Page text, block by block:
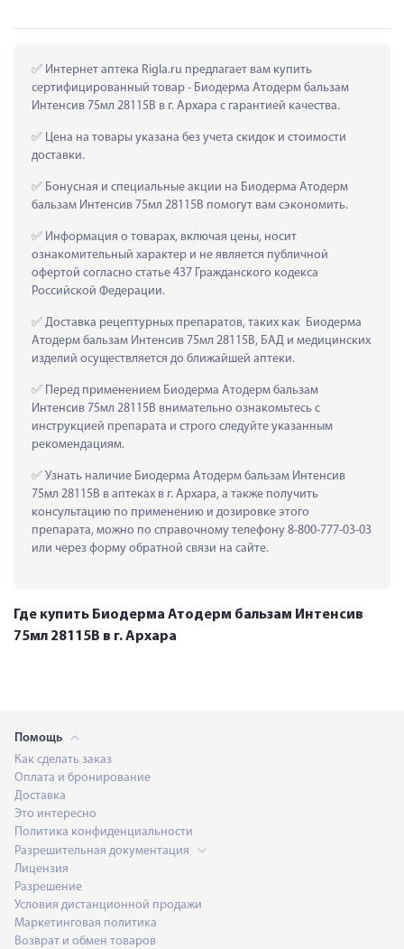
Интернет аптека Rigla.ru предлагает вам купить
сертифицированный товар - Биодерма Атодерм бальзам
Интенсив 75мл 28115B в г. Архара с гарантией качества.
Цена на товары указана без учета скидок и стоимости
доставки.
Бонусная и специальные акции на Биодерма Атодерм
бальзам Интенсив 75мл 28115B помогут вам сэкономить.
Информация о товарах, включая цены, носит
ознакомительный характер и не является публичной
офертой согласно статье 437 Гражданского кодекса
Российской Федерации.
Доставка рецептурных препаратов, таких как  Биодерма
Атодерм бальзам Интенсив 75мл 28115B, БАД и медицинских
изделий осуществляется до ближайшей аптеки.
Перед применением Биодерма Атодерм бальзам
Интенсив 75мл 28115B внимательно ознакомьтесь с
инструкцией препарата и строго следуйте указанным
рекомендациям.
Узнать наличие Биодерма Атодерм бальзам Интенсив
75мл 28115B в аптеках в г. Архара, а также получить
консультацию по применению и дозировке этого
препарата, можно по справочному телефону 8-800-777-03-03
или через форму обратной связи на сайте.
Где купить Биодерма Атодерм бальзам Интенсив
75мл 28115B в г. Архара
Помощь
Как сделать заказ
Оплата и бронирование
Доставка
Это интересно
Политика конфиденциальности
Разрешительная документация
Лицензия
Разрешение
Условия дистанционной продажи
Маркетинговая политика
Возврат и обмен товаров